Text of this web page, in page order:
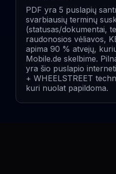
PDF yra 5 puslapių
svarbiausių terminų
(statusas/dokumentai,
raudonosios vėliavos,
apima 90 % atvejų,
Mobile.de skelbime.
yra šio puslapio
+ WHEELSTREET
kuri nuolat papildoma.